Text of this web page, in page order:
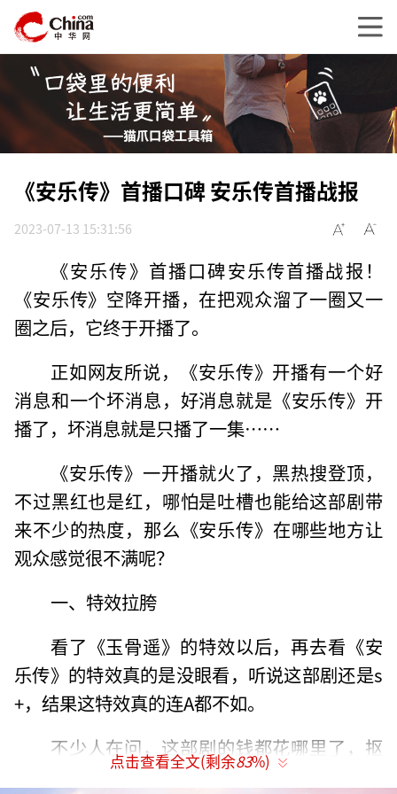
《安乐传》首播口碑 安乐传首播战报
2023-07-13 15:31:56
《安乐传》首播口碑安乐传首播战报！
《安乐传》空降开播，在把观众溜了一圈又一
圈之后，它终于开播了。
正如网友所说，《安乐传》开播有一个好
消息和一个坏消息，好消息就是《安乐传》开
播了，坏消息就是只播了一集……
《安乐传》一开播就火了，黑热搜登顶，
不过黑红也是红，哪怕是吐槽也能给这部剧带
来不少的热度，那么《安乐传》在哪些地方让
观众感觉很不满呢？
一、特效拉胯
看了《玉骨遥》的特效以后，再去看《安
乐传》的特效真的是没眼看，听说这部剧还是s
+，结果这特效真的连A都不如。
不少人在问，这部剧的钱都花哪里了，抠
图都抠不干净，一看就很粗制滥造，等了这么
点击查看全文(剩余83%)